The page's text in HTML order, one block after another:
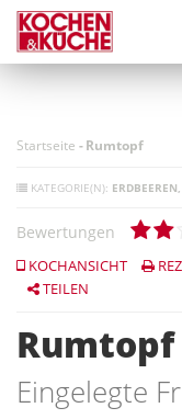
Direkt
zum
Inhalt
Startseite -Rumtopf
KATEGORIE(N): ERDBEEREN
Bewertungen
KOCHANSICHT
TEILEN
Rumtopf
Eingelegte